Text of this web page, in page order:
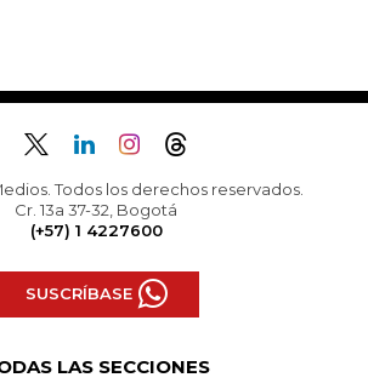
Todos los derechos reservados.
Cr. 13a 37-32, Bogotá
(+57) 1 4227600
SUSCRÍBASE
LAS SECCIONES